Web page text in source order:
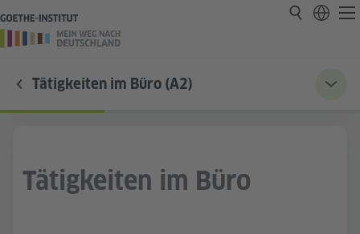
Tätigkeiten im Büro (A2)
Tätigkeiten im Büro